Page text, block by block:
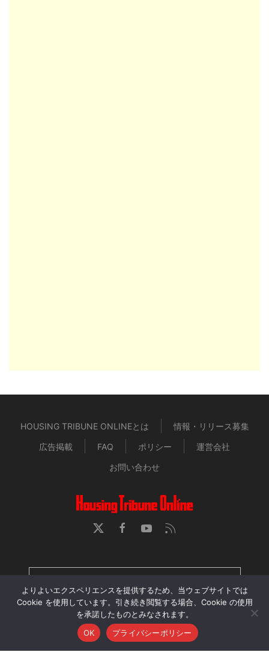
HOUSING TRIBUNE ONLINEとは
情報・リリース募集
広告掲載
FAQ ポリシー
運営会社
お問い合わせ
当サイトに掲載された記事・画像・動画の無断転用、再配
布、アップロードを禁じます。
© 2026 Housing Tribune Online. All Rights Reserved.
よりよいエクスペリエンスを提供するため、当ウェブサイトでは
Cookie を使用しています。引き続き閲覧する場合、Cookie の使用
を承諾したものとみなされます。
OK
プライバシーポリシー